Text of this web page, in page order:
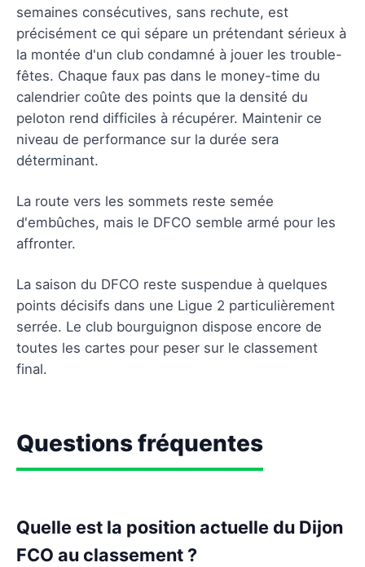
semaines consécutives, sans rechute, est
précisément ce qui sépare un prétendant sérieux à
la montée d'un club condamné à jouer les trouble-
fêtes. Chaque faux pas dans le money-time du
calendrier coûte des points que la densité du
peloton rend difficiles à récupérer. Maintenir ce
niveau de performance sur la durée sera
déterminant.
La route vers les sommets reste semée
d'embûches, mais le DFCO semble armé pour les
affronter.
La saison du DFCO reste suspendue à quelques
points décisifs dans une Ligue 2 particulièrement
serrée. Le club bourguignon dispose encore de
toutes les cartes pour peser sur le classement
final.
Questions fréquentes
Quelle est la position actuelle du Dijon
FCO au classement ?